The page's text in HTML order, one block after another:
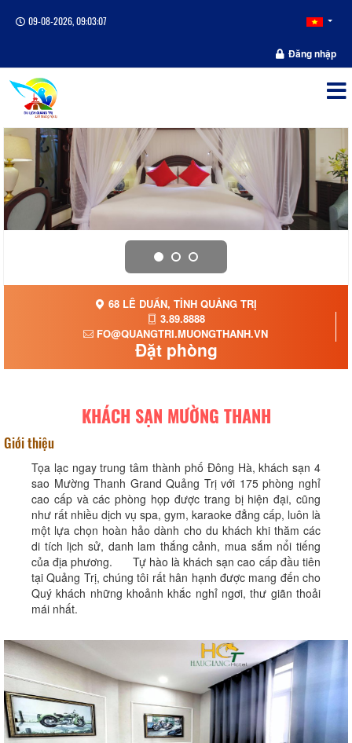
09-08-2026, 09:03:07
Đăng nhập
68 LÊ DUẨN, TỈNH QUẢNG TRỊ
3.89.8888
FO@QUANGTRI.MUONGTHANH.VN
Đặt phòng
KHÁCH SẠN MƯỜNG THANH
Giới thiệu
Tọa lạc ngay trung tâm thành phố Đông Hà, khách sạn 4
sao Mường Thanh Grand Quảng Trị với 175 phòng nghỉ
cao cấp và các phòng họp được trang bị hiện đại, cũng
như rất nhiều dịch vụ spa, gym, karaoke đẳng cấp, luôn là
một lựa chọn hoàn hảo dành cho du khách khi thăm các
di tích lịch sử, danh lam thắng cảnh, mua sắm nổi tiếng
của địa phương. Tự hào là khách sạn cao cấp đầu tiên
tại Quảng Trị, chúng tôi rất hân hạnh được mang đến cho
Quý khách những khoảnh khắc nghỉ ngơi, thư giãn thoải
mái nhất.